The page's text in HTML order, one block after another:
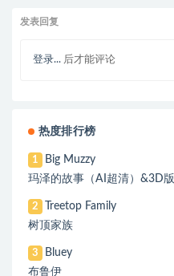
发表回复
登录... 后才能评论
热度排行榜
1
Big Muzzy
玛泽的故事（AI超清）&3D版
2
Treetop Family
树顶家族
3
Bluey
布鲁伊